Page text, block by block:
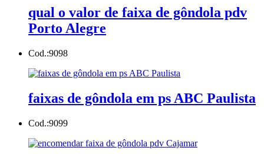
qual o valor de faixa de gôndola pdv
Porto Alegre
Cod.:9098
faixas de gôndola em ps ABC Paulista
Cod.:9099